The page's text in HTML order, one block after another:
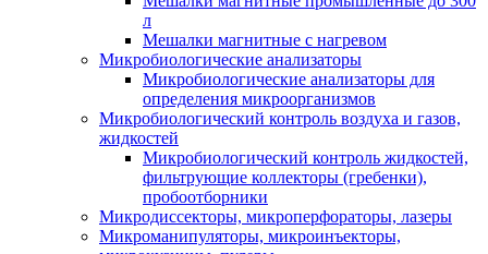
л
Мешалки магнитные с нагревом
Микробиологические анализаторы
Микробиологические анализаторы для
определения микроорганизмов
Микробиологический контроль воздуха и газов,
жидкостей
Микробиологический контроль жидкостей,
фильтрующие коллекторы (гребенки),
пробоотборники
Микродиссекторы, микроперфораторы, лазеры
Микроманипуляторы, микроинъекторы,